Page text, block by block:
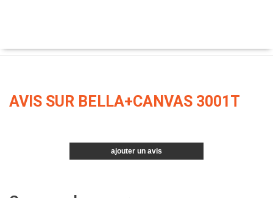
AVIS SUR BELLA+CANVAS 3001T
ajouter un avis